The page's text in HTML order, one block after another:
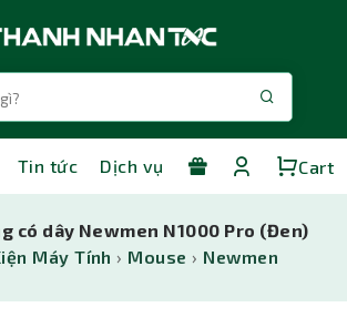
Tin tức Dịch vụ Cart
có dây Newmen N1000 Pro (Đen)
Máy Tính › Mouse › Newmen